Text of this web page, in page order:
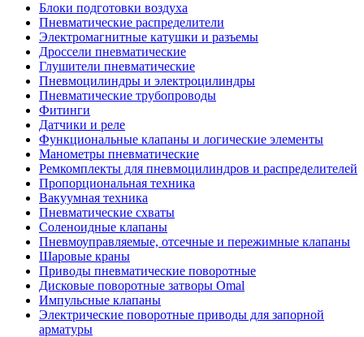
Блоки подготовки воздуха
Пневматические распределители
Электромагнитные катушки и разъемы
Дроссели пневматические
Глушители пневматические
Пневмоцилиндры и электроцилиндры
Пневматические трубопроводы
Фитинги
Датчики и реле
Функциональные клапаны и логические элементы
Манометры пневматические
Ремкомплекты для пневмоцилиндров и распределителей
Пропорциональная техника
Вакуумная техника
Пневматические схваты
Соленоидные клапаны
Пневмоуправляемые, отсечные и пережимные клапаны
Шаровые краны
Приводы пневматические поворотные
Дисковые поворотные затворы Omal
Импульсные клапаны
Электрические поворотные приводы для запорной
арматуры